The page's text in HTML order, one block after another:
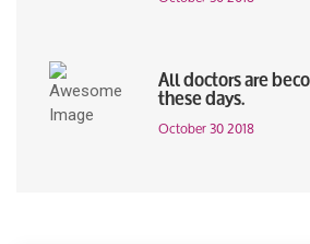
All doctors are
these days.
October 30 2018